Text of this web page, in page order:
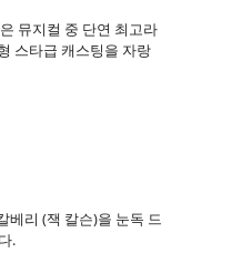
뮤지컬 중 단연 최고라
스타급 캐스팅을 자랑
베리 (잭 칼슨)을 눈독 드
.